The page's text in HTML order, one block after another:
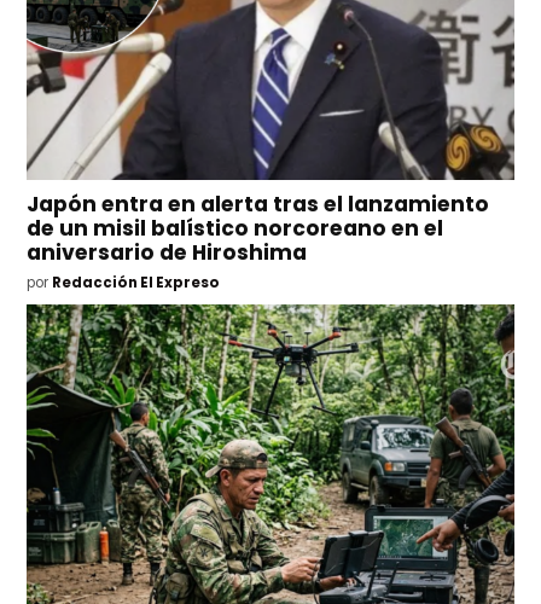
Japón entra en alerta tras el lanzamiento
de un misil balístico norcoreano en el
aniversario de Hiroshima
por Redacción El Expreso